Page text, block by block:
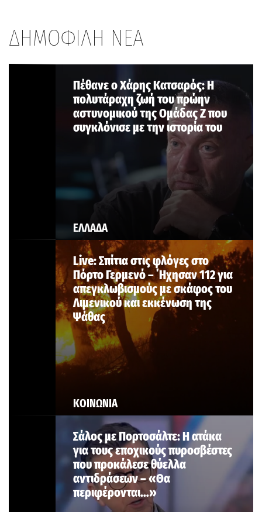
ΔΗΜΟΦΙΛΗ ΝΕΑ
ΕΛΛΑΔΑ
Πέθανε ο Χάρης Κατσαρός: Η
πολυτάραχη ζωή του πρώην
αστυνομικού της Ομάδας Ζ που
συγκλόνισε με την ιστορία του
ΚΟΙΝΩΝΙΑ
Live: Σπίτια στις φλόγες στο
Πόρτο Γερμενό – ΄Ηχησαν 112 για
απεγκλωβισμούς με σκάφος του
Λιμενικού και εκκένωση της
Ψάθας
Σάλος με Πορτοσάλτε: Η ατάκα
για τους εποχικούς πυροσβέστες
που προκάλεσε θύελλα
αντιδράσεων – «Θα
περιφέρονται…»